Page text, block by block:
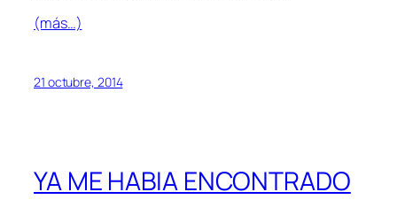
(más…)
21 octubre, 2014
YA ME HABIA ENCONTRADO